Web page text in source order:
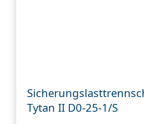
Tytan II D0-25-1/S